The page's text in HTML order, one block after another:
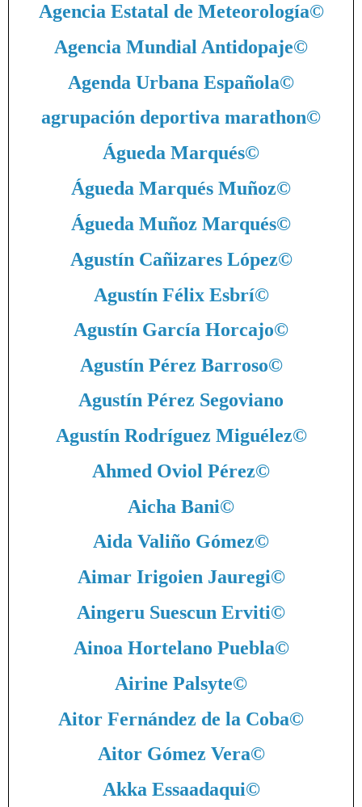
Agencia Estatal de Meteorología©
Agencia Mundial Antidopaje©
Agenda Urbana Española©
agrupación deportiva marathon©
Águeda Marqués©
Águeda Marqués Muñoz©
Águeda Muñoz Marqués©
Agustín Cañizares López©
Agustín Félix Esbrí©
Agustín García Horcajo©
Agustín Pérez Barroso©
Agustín Pérez Segoviano
Agustín Rodríguez Miguélez©
Ahmed Oviol Pérez©
Aicha Bani©
Aida Valiño Gómez©
Aimar Irigoien Jauregi©
Aingeru Suescun Erviti©
Ainoa Hortelano Puebla©
Airine Palsyte©
Aitor Fernández de la Coba©
Aitor Gómez Vera©
Akka Essaadaqui©